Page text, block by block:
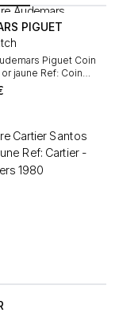
PIGUET
Piguet Coin
jaune Ref: Coin
1970